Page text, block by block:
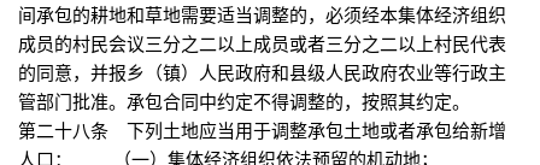
间承包的耕地和草地需要适当调整的，必须经本集体经济组织
成员的村民会议三分之二以上成员或者三分之二以上村民代表
的同意，并报乡（镇）人民政府和县级人民政府农业等行政主
管部门批准。承包合同中约定不得调整的，按照其约定。
第二十八条 下列土地应当用于调整承包土地或者承包给新增
人口： （一）集体经济组织依法预留的机动地；